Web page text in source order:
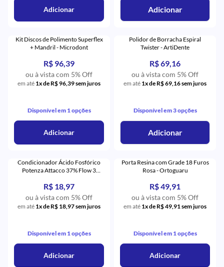
Adicionar Adicionar
Kit Discos de Polimento Superflex
+ Mandril - Microdont
R$ 96,39
ou à vista com 5% Off
em até 1x de R$ 96,39 sem juros
Disponível em 1 opções
Adicionar
Polidor de Borracha Espiral
Twister - ArtiDente
R$ 69,16
ou à vista com 5% Off
em até 1x de R$ 69,16 sem juros
Disponível em 3 opções
Adicionar
Condicionador Ácido Fosfórico
Potenza Attacco 37% Flow 3
R$ 18,97
ou à vista com 5% Off
em até 1x de R$ 18,97 sem juros
Disponível em 1 opções
Adicionar
Porta Resina com Grade 18 Furos
Rosa - Ortoguaru
R$ 49,91
ou à vista com 5% Off
em até 1x de R$ 49,91 sem juros
Disponível em 1 opções
Adicionar